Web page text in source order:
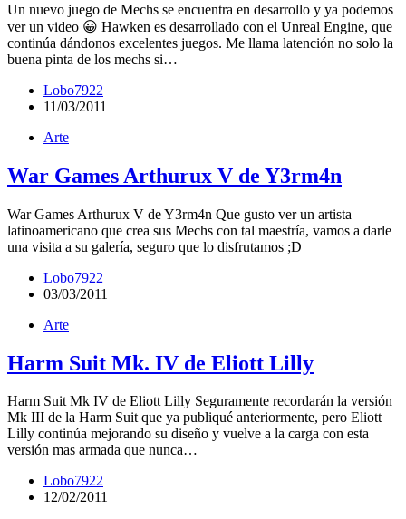
Un nuevo juego de Mechs se encuentra en desarrollo y ya podemos
ver un video 😀 Hawken es desarrollado con el Unreal Engine, que
continúa dándonos excelentes juegos. Me llama latención no solo la
buena pinta de los mechs si…
Lobo7922
11/03/2011
Arte
War Games Arthurux V de Y3rm4n
War Games Arthurux V de Y3rm4n Que gusto ver un artista
latinoamericano que crea sus Mechs con tal maestría, vamos a darle
una visita a su galería, seguro que lo disfrutamos ;D
Lobo7922
03/03/2011
Arte
Harm Suit Mk. IV de Eliott Lilly
Harm Suit Mk IV de Eliott Lilly Seguramente recordarán la versión
Mk III de la Harm Suit que ya publiqué anteriormente, pero Eliott
Lilly continúa mejorando su diseño y vuelve a la carga con esta
versión mas armada que nunca…
Lobo7922
12/02/2011